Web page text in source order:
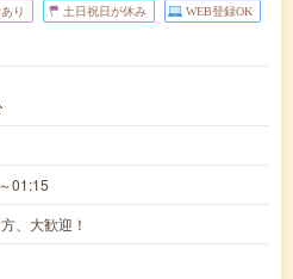
り 土日祝日が休み WEB登録OK
01:15
、大歓迎！